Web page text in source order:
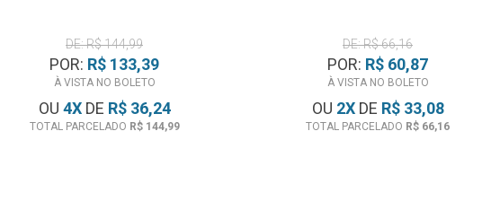
DE: R$ 144,99
POR: R$ 133,39
À VISTA NO BOLETO
OU 4XDE R$ 36,24
TOTAL PARCELADO R$ 144,99
DE: R$ 66,16
POR: R$ 60,87
À VISTA NO BOLETO
OU 2XDE R$ 33,08
TOTAL PARCELADO R$ 66,16